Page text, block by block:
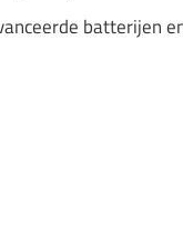
batterijen